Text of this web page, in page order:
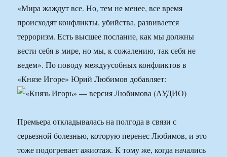
«Мира жаждут все. Но, тем не менее, все время
происходят конфликты, убийства, развивается
терроризм. Есть высшее послание, как мы должны
вести себя в мире, но мы, к сожалению, так себя не
ведем». По поводу междуусобных конфликтов в
«Князе Игоре» Юрий Любимов добавляет:
Премьера откладывалась на полгода в связи с
серьезной болезнью, которую перенес Любимов, и это
тоже подогревает ажиотаж. К тому же, когда начались